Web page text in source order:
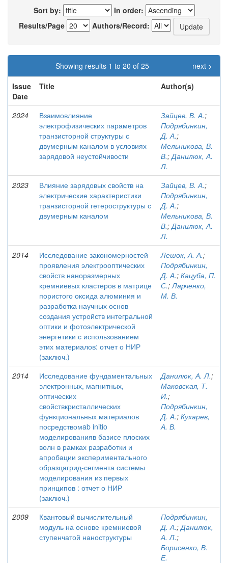
Sort by:
In order:
Results/Page
Authors/Record:
Showing results 1 to 20 of 25
next >
Issue
Date
Title Author(s)
2024
Взаимовлияние
электрофизических параметров
транзисторной структуры с
двумерным каналом в условиях
зарядовой неустойчивости
Зайцев, В. А.;
Подрябинкин,
Д. А.;
Мельникова, В.
В.;Данилюк, А.
Л.
2023
Влияние зарядовых свойств на
электрические характеристики
транзисторной гетероструктуры с
двумерным каналом
Зайцев, В. А.;
Подрябинкин,
Д. А.;
Мельникова, В.
В.;Данилюк, А.
Л.
2014
Исследование закономерностей
проявления электрооптических
свойств наноразмерных
кремниевых кластеров в матрице
пористого оксида алюминия и
разработка научных основ
создания устройств интегральной
оптики и фотоэлектрической
энергетики с использованием
этих материалов: отчет о НИР
(заключ.)
Лешок, А. А.;
Подрябинкин,
Д. А.; Кацуба, П.
С.;Ларченко,
М. В.
2014
Исследование фундаментальных
электронных, магнитных,
оптических
свойствкристаллических
функциональных материалов
посредствомab initio
моделированияв базисе плоских
волн в рамках разработки и
апробации экспериментального
образцагрид-сегмента системы
моделирования из первых
принципов : отчет о НИР
(заключ.)
Данилюк, А. Л.;
Маковская, Т.
И.;
Подрябинкин,
Д. А.; Кухарев,
А. В.
2009
Квантовый вычислительный
модуль на основе кремниевой
ступенчатой наноструктуры
Подрябинкин,
Д. А.;Данилюк,
А. Л.;
Борисенко, В.
Е.